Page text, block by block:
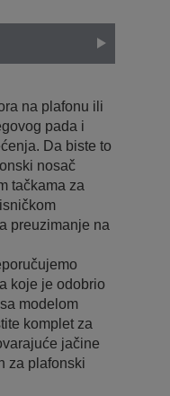
na plafonu ili
pada i
Da biste to
nosač
tačkama za
preuzimanje na
koje je odobrio
modelom
komplet za
jačine
za plafonski